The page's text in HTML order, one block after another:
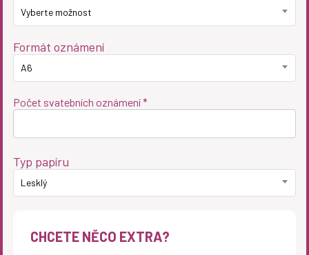
Vyberte možnost
Formát oznámení
A6
Počet svatebních oznámení *
Typ papíru
Lesklý
CHCETE NĚCO EXTRA?